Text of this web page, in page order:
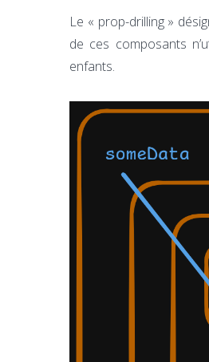
Le « prop-drilling »
de ces composants
enfants.